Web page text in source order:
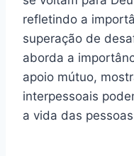
refletindo a
superação de
aborda a
apoio mútuo,
interpessoais
a vida das